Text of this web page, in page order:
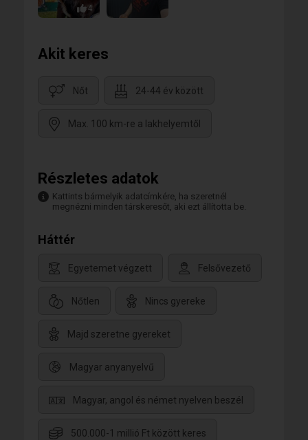
4
Akit keres
Nőt 24-44 év között
Max. 100 km-re a lakhelyemtől
Részletes adatok
Kattints bármelyik adatcímkére, ha szeretnél
megnézni minden társkeresőt, aki ezt állította be.
Háttér
Egyetemet végzett Felsővezető
Nőtlen Nincs gyereke
Majd szeretne gyereket
Magyar anyanyelvű
Magyar, angol és német nyelven beszél
500.000-1 millió Ft között keres